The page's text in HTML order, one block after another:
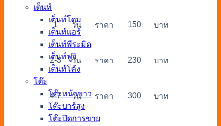
เต็นท์
เต็นท์โดม
เต็นท์แอร์
เต็นท์พีระมิด
เต็นท์ฟูจิ
เต็นท์โค้ง
โต๊ะ
โต๊ะหน้าขาว
โต๊ะบาร์สูง
โต๊ะปิดการขาย
1 วัน ราคา 150 บาท
2-3 วัน ราคา 230 บาท
4-7 วัน ราคา 300 บาท